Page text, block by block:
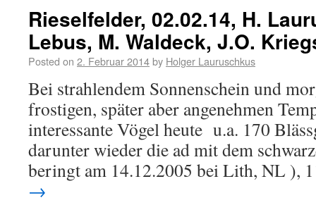
Rieselfelder, 02.02.14, H.
Lebus, M. Waldeck, J.O.
Posted on 2. Februar 2014by Holger Lauruschkus
Bei strahlendem Sonnenschein und
frostigen, später aber angenehmen
interessante Vögel heute u.a. 170
darunter wieder die ad mit dem
beringt am 14.12.2005 bei Lith, NL
→